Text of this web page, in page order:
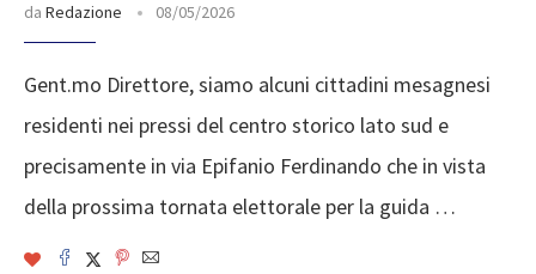
da Redazione 08/05/2026
Gent.mo Direttore, siamo alcuni cittadini mesagnesi
residenti nei pressi del centro storico lato sud e
precisamente in via Epifanio Ferdinando che in vista
della prossima tornata elettorale per la guida …